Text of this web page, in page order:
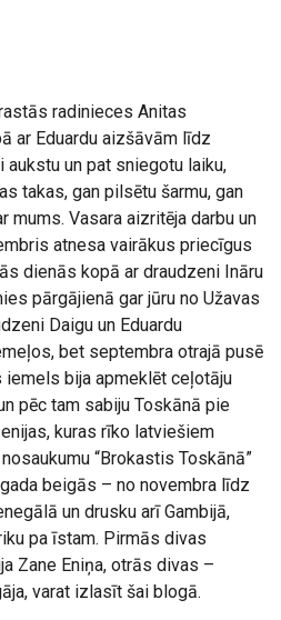
radinieces Anitas
ar Eduardu aizšāvām līdz
aukstu un pat sniegotu laiku,
takas, gan pilsētu šarmu, gan
Vasara aizritēja darbu un
atnesa vairākus priecīgus
dienās kopā ar draudzeni Ināru
pārgājienā gar jūru no Užavas
Daigu un Eduardu
bet septembra otrajā pusē
iemels bija apmeklēt ceļotāju
pēc tam sabiju Toskānā pie
kuras rīko latviešiem
“Brokastis Toskānā”
beigās – no novembra līdz
un drusku arī Gambijā,
pa īstam. Pirmās divas
Zane Eniņa, otrās divas –
varat izlasīt šai blogā.